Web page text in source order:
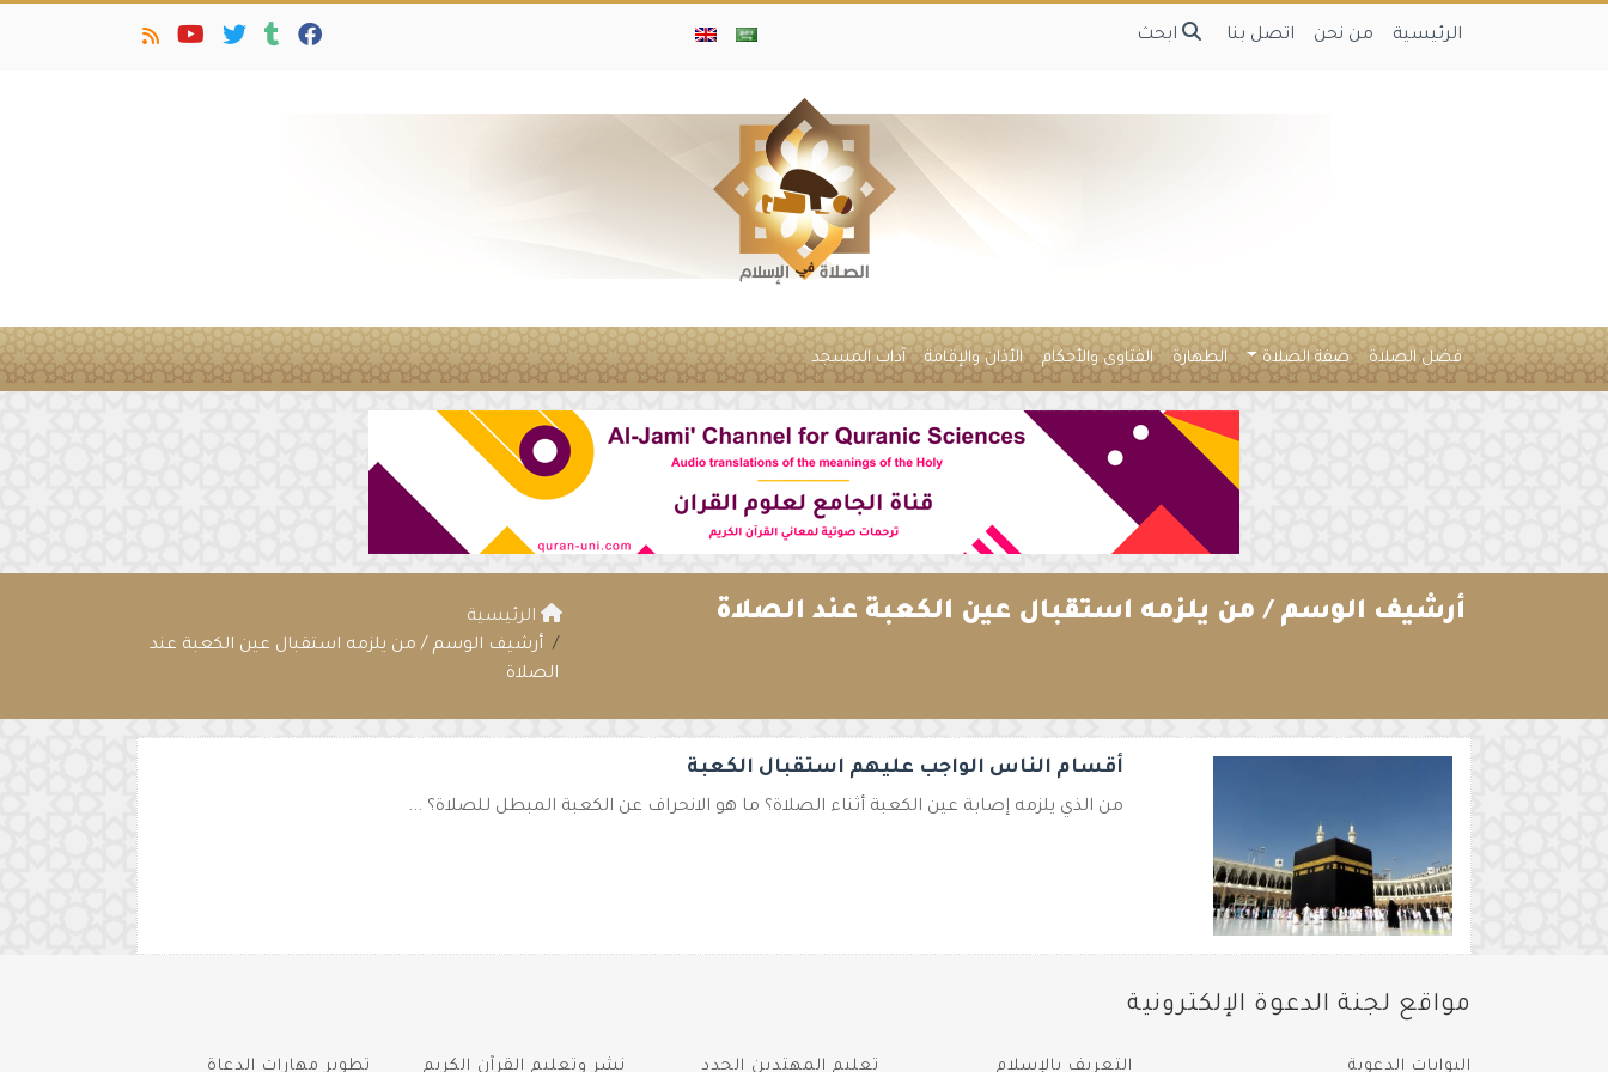
الرئيسية من نحن اتصل بنا ابحث
فضل الصلاة صفة الصلاة الطهارة الفتاوى والأحكام الأذان والإقامة آداب المسجد
أرشيف الوسم / من يلزمه استقبال عين الكعبة عند الصلاة
الرئيسية
أرشيف الوسم / من يلزمه استقبال عين الكعبة عند
الصلاة
أقسام الناس الواجب عليهم استقبال الكعبة
من الذي يلزمه إصابة عين الكعبة أثناء الصلاة؟ ما هو الانحراف عن الكعبة المبطل للصلاة؟ ...
مواقع لجنة الدعوة الإلكترونية
البوابات الدعوية التعريف بالإسلام تعليم المهتدين الجدد نشر وتعليم القرآن الكريم تطوير مهارات الدعاة